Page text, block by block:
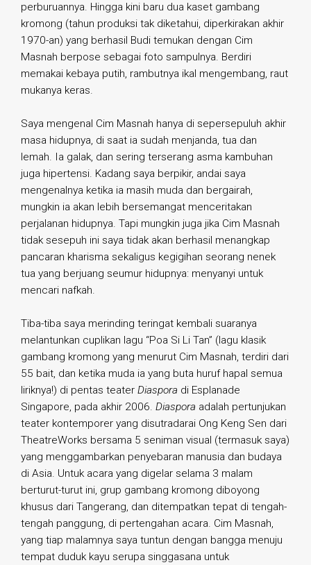
perburuannya. Hingga kini baru dua kaset gambang
kromong (tahun produksi tak diketahui, diperkirakan akhir
1970-an) yang berhasil Budi temukan dengan Cim
Masnah berpose sebagai foto sampulnya. Berdiri
memakai kebaya putih, rambutnya ikal mengembang, raut
mukanya keras.
Saya mengenal Cim Masnah hanya di sepersepuluh akhir
masa hidupnya, di saat ia sudah menjanda, tua dan
lemah. Ia galak, dan sering terserang asma kambuhan
juga hipertensi. Kadang saya berpikir, andai saya
mengenalnya ketika ia masih muda dan bergairah,
mungkin ia akan lebih bersemangat menceritakan
perjalanan hidupnya. Tapi mungkin juga jika Cim Masnah
tidak sesepuh ini saya tidak akan berhasil menangkap
pancaran kharisma sekaligus kegigihan seorang nenek
tua yang berjuang seumur hidupnya: menyanyi untuk
mencari nafkah.
Tiba-tiba saya merinding teringat kembali suaranya
melantunkan cuplikan lagu “Poa Si Li Tan” (lagu klasik
gambang kromong yang menurut Cim Masnah, terdiri dari
55 bait, dan ketika muda ia yang buta huruf hapal semua
liriknya!) di pentas teater Diaspora di Esplanade
Singapore, pada akhir 2006. Diaspora adalah pertunjukan
teater kontemporer yang disutradarai Ong Keng Sen dari
TheatreWorks bersama 5 seniman visual (termasuk saya)
yang menggambarkan penyebaran manusia dan budaya
di Asia. Untuk acara yang digelar selama 3 malam
berturut-turut ini, grup gambang kromong diboyong
khusus dari Tangerang, dan ditempatkan tepat di tengah-
tengah panggung, di pertengahan acara. Cim Masnah,
yang tiap malamnya saya tuntun dengan bangga menuju
tempat duduk kayu serupa singgasana untuk